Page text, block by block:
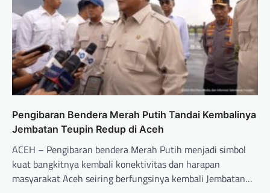
Pengibaran Bendera Merah Putih Tandai Kembalinya
Jembatan Teupin Redup di Aceh
ACEH – Pengibaran bendera Merah Putih menjadi simbol
kuat bangkitnya kembali konektivitas dan harapan
masyarakat Aceh seiring berfungsinya kembali Jembatan…